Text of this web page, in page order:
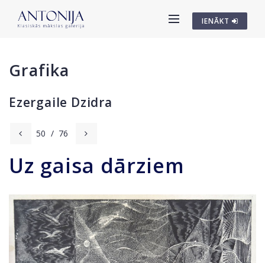
IENĀKT
Grafika
Ezergaile Dzidra
50 / 76
Uz gaisa dārziem